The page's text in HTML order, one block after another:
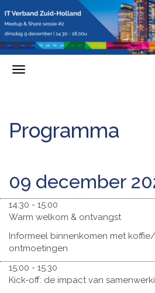
Programma
09 december
14:30 - 15:00
Warm welkom & ontvangst
Informeel binnenkomen met
ontmoetingen
15:00 - 15:30
Kick-off: de impact van